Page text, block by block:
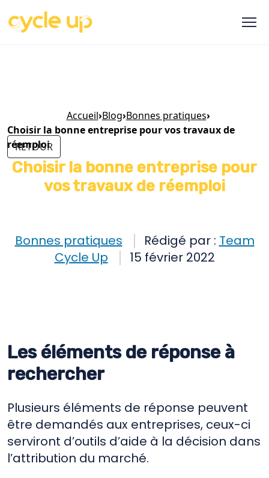
RETOUR
Choisir la bonne entreprise pour
vos travaux de réemploi
Bonnes pratiques Rédigé par : Team
Cycle Up
15 février 2022
Accueil›Blog›Bonnes pratiques›
Choisir la bonne entreprise pour vos travaux de
réemploi
Les éléments de réponse à
rechercher
Plusieurs éléments de réponse peuvent
être demandés aux entreprises, ceux-ci
serviront d’outils d’aide à la décision dans
l’attribution du marché.